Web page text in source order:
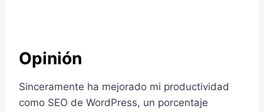
Opinión
Sinceramente ha mejorado mi productividad
como SEO de WordPress, un porcentaje